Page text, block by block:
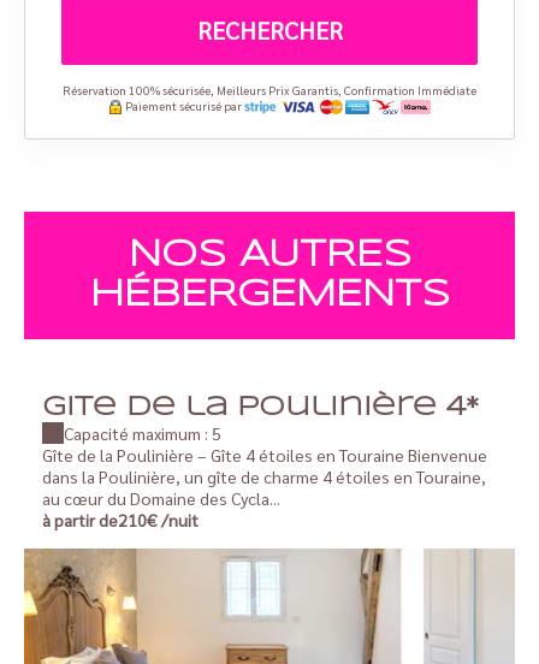
RECHERCHER
Réservation 100% sécurisée, Meilleurs Prix Garantis, Confirmation Immédiate
Paiement sécurisé par
NOS AUTRES
HÉBERGEMENTS
Gite de la Poulinière 4*
Capacité maximum : 5
Gîte de la Poulinière – Gîte 4 étoiles en Touraine Bienvenue
dans la Poulinière, un gîte de charme 4 étoiles en Touraine,
au cœur du Domaine des Cycla...
à partir de210€/nuit